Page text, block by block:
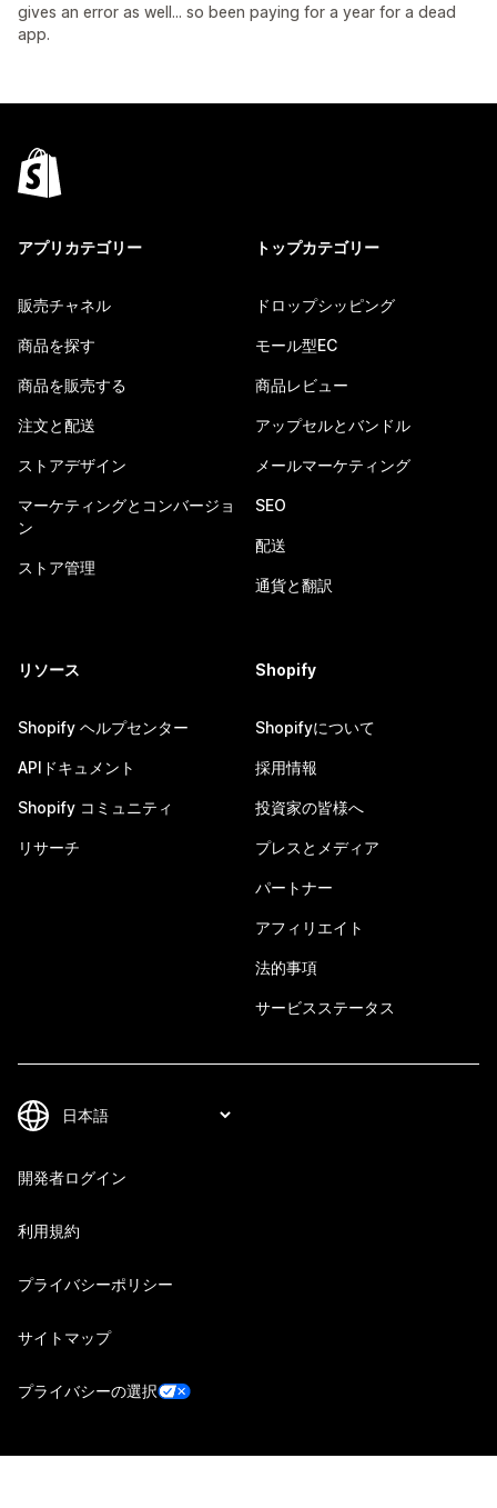
gives an error as well... so been paying for a year for a dead
app.
アプリカテゴリー
販売チャネル
商品を探す
商品を販売する
注文と配送
ストアデザイン
マーケティングとコンバージョ
ン
ストア管理
トップカテゴリー
ドロップシッピング
モール型EC
商品レビュー
アップセルとバンドル
メールマーケティング
SEO
配送
通貨と翻訳
リソース
Shopify ヘルプセンター
APIドキュメント
Shopify コミュニティ
リサーチ
Shopify
Shopifyについて
採用情報
投資家の皆様へ
プレスとメディア
パートナー
アフィリエイト
法的事項
サービスステータス
開発者ログイン
利用規約
プライバシーポリシー
サイトマップ
プライバシーの選択